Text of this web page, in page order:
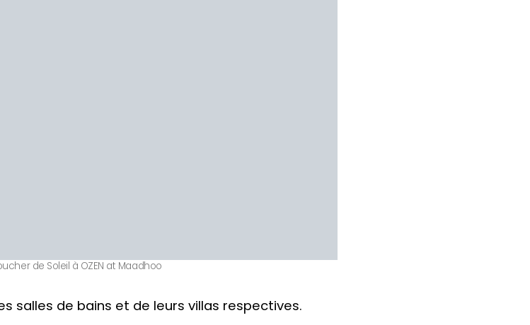
de Soleil à OZEN at Maadhoo
salles de bains et de leurs villas respectives.